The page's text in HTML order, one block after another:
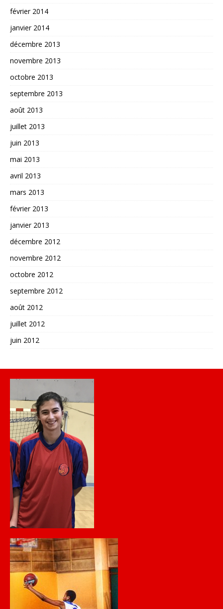
février 2014
janvier 2014
décembre 2013
novembre 2013
octobre 2013
septembre 2013
août 2013
juillet 2013
juin 2013
mai 2013
avril 2013
mars 2013
février 2013
janvier 2013
décembre 2012
novembre 2012
octobre 2012
septembre 2012
août 2012
juillet 2012
juin 2012